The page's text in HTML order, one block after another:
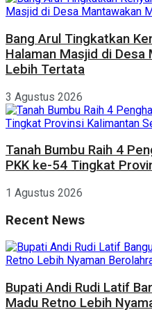
Bang Arul Tingkatkan
Halaman Masjid di Desa
Lebih Tertata
3 Agustus 2026
Tanah Bumbu Raih 4
PKK ke-54 Tingkat
1 Agustus 2026
Recent News
Bupati Andi Rudi Latif
Madu Retno Lebih